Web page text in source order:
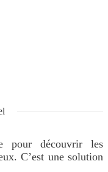
pour découvrir les
C’est une solution